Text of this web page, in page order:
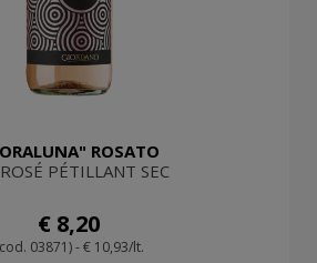
ROSATO
PÉTILLANT SEC
€ 8,20
03871) - € 10,93/lt.